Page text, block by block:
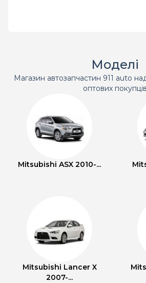
Моделі
Магазин автозапчастин 911 auto
оптових покупців
Mitsubishi ASX 2010-...
Mitsubishi Lancer X
2007-...